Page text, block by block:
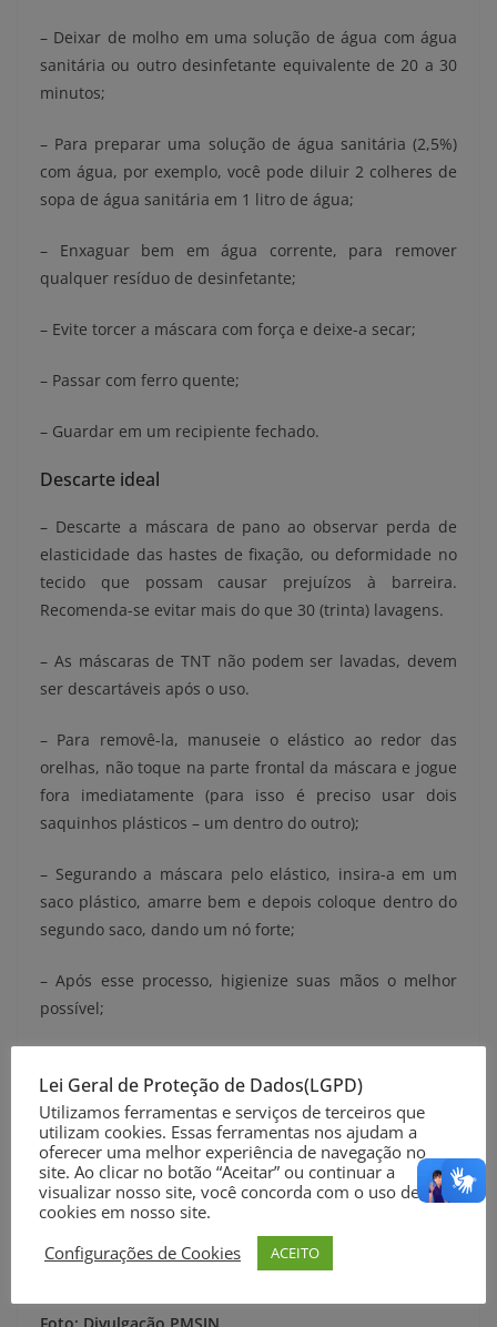
– Deixar de molho em uma solução de água com água
sanitária ou outro desinfetante equivalente de 20 a 30
minutos;
– Para preparar uma solução de água sanitária (2,5%)
com água, por exemplo, você pode diluir 2 colheres de
sopa de água sanitária em 1 litro de água;
– Enxaguar bem em água corrente, para remover
qualquer resíduo de desinfetante;
– Evite torcer a máscara com força e deixe-a secar;
– Passar com ferro quente;
– Guardar em um recipiente fechado.
Descarte ideal
– Descarte a máscara de pano ao observar perda de
elasticidade das hastes de fixação, ou deformidade no
tecido que possam causar prejuízos à barreira.
Recomenda-se evitar mais do que 30 (trinta) lavagens.
– As máscaras de TNT não podem ser lavadas, devem
ser descartáveis após o uso.
– Para removê-la, manuseie o elástico ao redor das
orelhas, não toque na parte frontal da máscara e jogue
fora imediatamente (para isso é preciso usar dois
saquinhos plásticos – um dentro do outro);
– Segurando a máscara pelo elástico, insira-a em um
saco plástico, amarre bem e depois coloque dentro do
segundo saco, dando um nó forte;
– Após esse processo, higienize suas mãos o melhor
possível;
para que o saco de lixo não estoure;
– Em seguida, jogue os sacos no lixo do banheiro (é
considerado um rejeito, não contém nenhum material
reciclável, sendo um lixo comum), logo não deverá
entrar em contato com outras pessoas.
Assessoria de Comunicação PMSJN
Lei Geral de Proteção de Dados(LGPD)
Utilizamos ferramentas e serviços de terceiros que
utilizam cookies. Essas ferramentas nos ajudam a
oferecer uma melhor experiência de navegação no
site. Ao clicar no botão “Aceitar” ou continuar a
visualizar nosso site, você concorda com o uso de
cookies em nosso site.
Configurações de Cookies
ACEITO